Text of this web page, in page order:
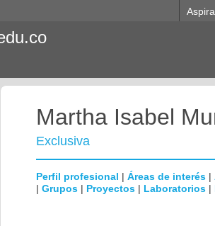
Martha Isabel
Exclusiva
Perfil profesional | Áreas de interés |
| Grupos | Proyectos | Laboratorios |